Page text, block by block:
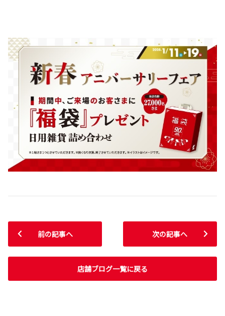
前の記事へ
店舗ブログ一覧に戻る
次の記事へ